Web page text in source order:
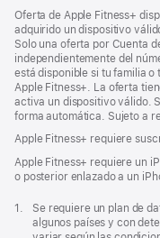
Oferta de Apple Fitness+
adquirido un dispositivo
Solo una oferta por Cuenta
independientemente del
está disponible si tu familia
Apple Fitness+. La oferta
activa un dispositivo válido.
forma automática. Sujeto a
Apple Fitness+ requiere
Apple Fitness+ requiere un
o posterior enlazado a un
Nota
1.
Se requiere un plan de
algunos países y con